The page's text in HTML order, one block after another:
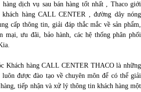
hàng dịch vụ sau bán hàng tốt nhất , Thaco giới
hàng CALL CENTER , đường dây nóng
cấp thông tin, giải đáp thắc mắc về sản phẩm,
mại, ưu đãi, bảo hành, các hệ thống phân phối
Khách hàng CALL CENTER THACO là những
được đào tạo về chuyên môn để có thể giải
hàng, tiếp nhận và xử lý thông tin khách hàng một